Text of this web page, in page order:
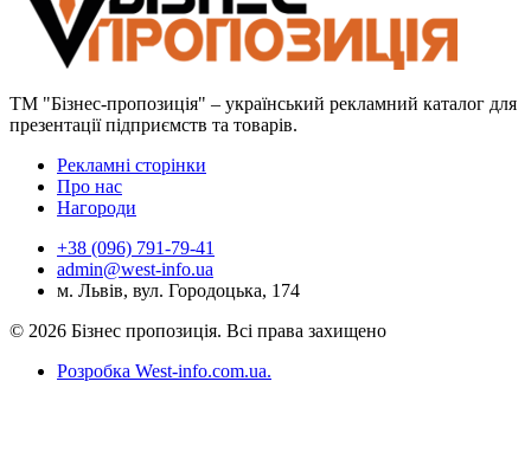
ТМ "Бізнес-пропозиція" – український рекламний каталог для
презентації підприємств та товарів.
Рекламні сторінки
Про нас
Нагороди
+38 (096) 791-79-41
admin@west-info.ua
м. Львів, вул. Городоцька, 174
© 2026 Бізнес пропозиція. Всі права захищено
Розробка West-info.com.ua.